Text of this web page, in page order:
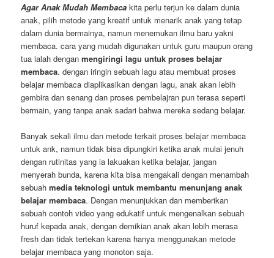
Agar Anak Mudah Membaca kita perlu terjun ke dalam dunia
anak, pilih metode yang kreatif untuk menarik anak yang tetap
dalam dunia bermainya, namun menemukan ilmu baru yakni
membaca. cara yang mudah digunakan untuk guru maupun orang
tua ialah denganmengiringi lagu untuk proses belajar
membaca. dengan iringin sebuah lagu atau membuat proses
belajar membaca diaplikasikan dengan lagu, anak akan lebih
gembira dan senang dan proses pembelajran pun terasa seperti
bermain, yang tanpa anak sadari bahwa mereka sedang belajar.
Banyak sekali ilmu dan metode terkait proses belajar membaca
untuk ank, namun tidak bisa dipungkiri ketika anak mulai jenuh
dengan rutinitas yang ia lakuakan ketika belajar, jangan
menyerah bunda, karena kita bisa mengakali dengan menambah
sebuahmedia teknologi untuk membantu menunjang anak
belajar membaca. Dengan menunjukkan dan memberikan
sebuah contoh video yang edukatif untuk mengenalkan sebuah
huruf kepada anak, dengan demikian anak akan lebih merasa
fresh dan tidak tertekan karena hanya menggunakan metode
belajar membaca yang monoton saja.